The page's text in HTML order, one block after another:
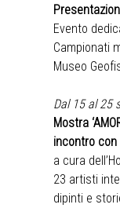
Evento
Campionati
Museo
Dal 15 al 25
Mostra
incontro con
a cura
23 artisti
dipinti e